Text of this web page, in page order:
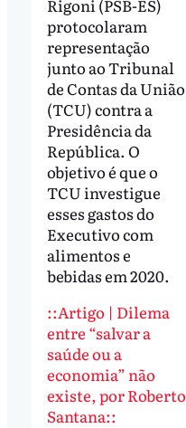
Rigoni (PSB-ES)
protocolaram
representação
junto ao Tribunal
de Contas da União
(TCU) contra a
Presidência da
República. O
objetivo é que o
TCU investigue
esses gastos do
Executivo com
alimentos e
bebidas em 2020.
::Artigo | Dilema
entre “salvar a
saúde ou a
economia” não
existe, por Roberto
Santana::